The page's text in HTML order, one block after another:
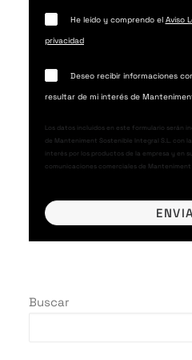
He leído y comprendo el Aviso
privacidad
Deseo recibir informaciones
resultar de mi interés de
Los datos incluidos en este formulario serán
de Manteniment Sostenible Integral S.L. con
interés por los productos de la empresa y en
comunicaciones comerciales de Manteniment
Buscar